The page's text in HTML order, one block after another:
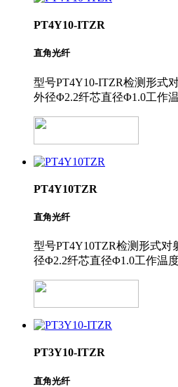
PT4Y10-ITZR
直角光纤
型号PT4Y10-ITZR检测形式
外径Φ2.2纤芯直径Φ1.0工作
PT4Y10TZR
直角光纤
型号PT4Y10TZR检测形式对
径Φ2.2纤芯直径Φ1.0工作温
PT3Y10-ITZR
直角光纤